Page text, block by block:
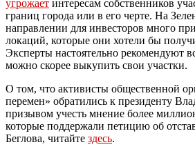
угрожает интересам собственников
границ города или в его черте. На
направлении для инвесторов много
локаций, которые они хотели бы
Эксперты настоятельно рекомендуют
можно скорее выкупить свои участки.
О том, что активисты общественной
перемен» обратились к президенту
призывом учесть мнение более
которые поддержали петицию об
Беглова, читайте здесь.